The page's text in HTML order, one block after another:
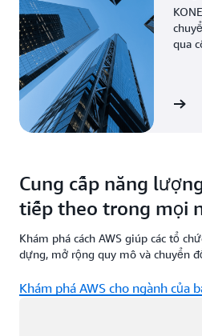
qua
Xem câu chuyện
Cung cấp năng
tiếp theo trong mọi
Khám phá cách AWS giúp các tổ
dựng, mở rộng quy mô và chuyển
Khám phá AWS cho ngành của